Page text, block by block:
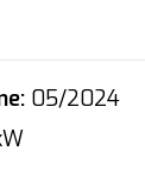
05/2024